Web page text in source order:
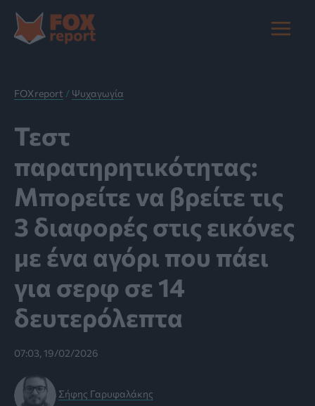
στο
περιεχόμενο
Main
FOXreport / Ψυχαγωγία
Τεστ
παρατηρητικότητας:
Μπορείτε να βρείτε τις
3 διαφορές στις εικόνες
με ένα αγόρι που πάει
για σερφ σε 14
δευτερόλεπτα
07:03, 19/02/2026
Σήφης Γαρυφαλάκης